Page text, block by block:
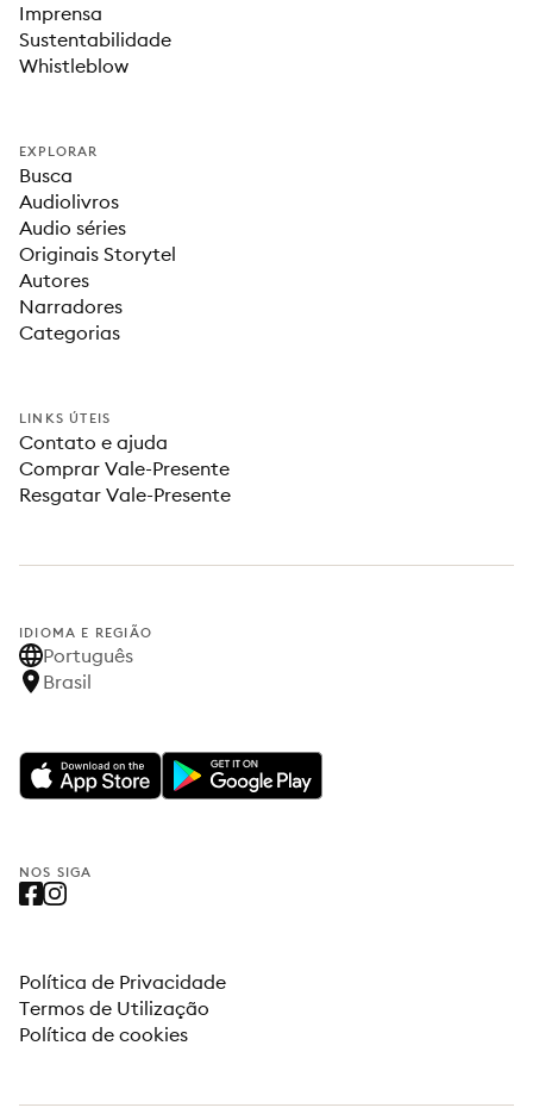
Imprensa
Sustentabilidade
Whistleblow
EXPLORAR
Busca
Audiolivros
Audio séries
Originais Storytel
Autores
Narradores
Categorias
LINKS ÚTEIS
Contato e ajuda
Comprar Vale-Presente
Resgatar Vale-Presente
IDIOMA E REGIÃO
Português
Brasil
NOS SIGA
Política de Privacidade
Termos de Utilização
Política de cookies